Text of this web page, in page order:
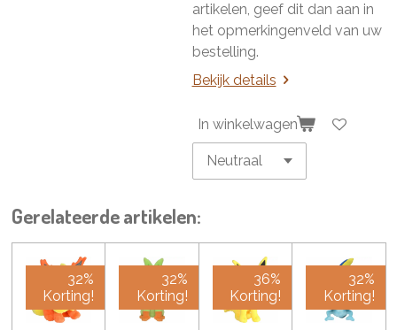
artikelen, geef dit dan aan in
het opmerkingenveld van uw
bestelling.
Bekijk details
In winkelwagen
Gerelateerde artikelen:
32%
Korting!
32%
Korting!
36%
Korting!
32%
Korting!